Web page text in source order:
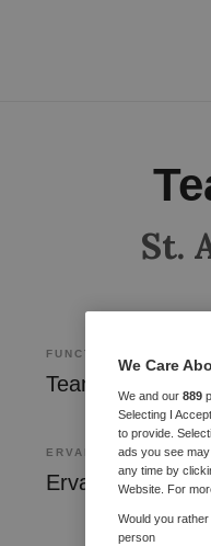
St.
FUNCTIE
Teammanager
ERVARING
Ervaren
We Care
We and our 889
Selecting I
to provide.
ads you see
any time by
Website. For
Would you
person